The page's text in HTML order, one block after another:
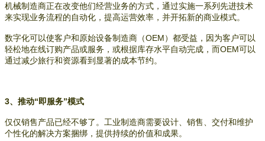
机械制造商正在改变他们经营业务的方式，通过实施一系列先进技术
来实现业务流程的自动化，提高运营效率，并开拓新的商业模式。
数字化可以使客户和原始设备制造商（OEM）都受益，因为客户可以
轻松地在线订购产品或服务，或根据库存水平自动完成，而OEM可以
通过减少旅行和资源看到显著的成本节约。
3、推动“即服务”模式
仅仅销售产品已经不够了。工业制造商需要设计、销售、交付和维护
个性化的解决方案捆绑，提供持续的价值和成果。